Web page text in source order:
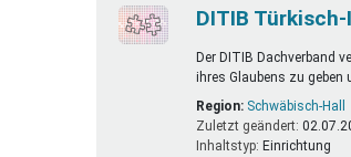
DITIB
Der DITIB Dachverband
ihres Glaubens zu
Region: Schwäbisch-Hall
Zuletzt geändert:
Inhaltstyp:
einrichtung